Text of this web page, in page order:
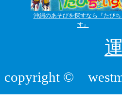
沖縄のあそびを探すなら『たびち
す』
copyright ©